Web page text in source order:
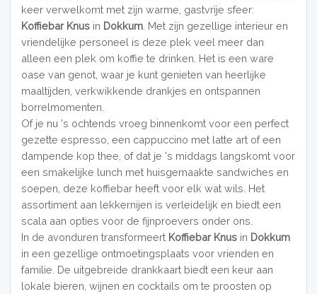
keer verwelkomt met zijn warme, gastvrije sfeer:
Koffiebar Knusin Dokkum. Met zijn gezellige interieur en
vriendelijke personeel is deze plek veel meer dan
alleen een plek om koffie te drinken. Het is een ware
oase van genot, waar je kunt genieten van heerlijke
maaltijden, verkwikkende drankjes en ontspannen
borrelmomenten.
Of je nu 's ochtends vroeg binnenkomt voor een perfect
gezette espresso, een cappuccino met latte art of een
dampende kop thee, of dat je 's middags langskomt voor
een smakelijke lunch met huisgemaakte sandwiches en
soepen, deze koffiebar heeft voor elk wat wils. Het
assortiment aan lekkernijen is verleidelijk en biedt een
scala aan opties voor de fijnproevers onder ons.
In de avonduren transformeert Koffiebar Knusin Dokkum
in een gezellige ontmoetingsplaats voor vrienden en
familie. De uitgebreide drankkaart biedt een keur aan
lokale bieren, wijnen en cocktails om te proosten op